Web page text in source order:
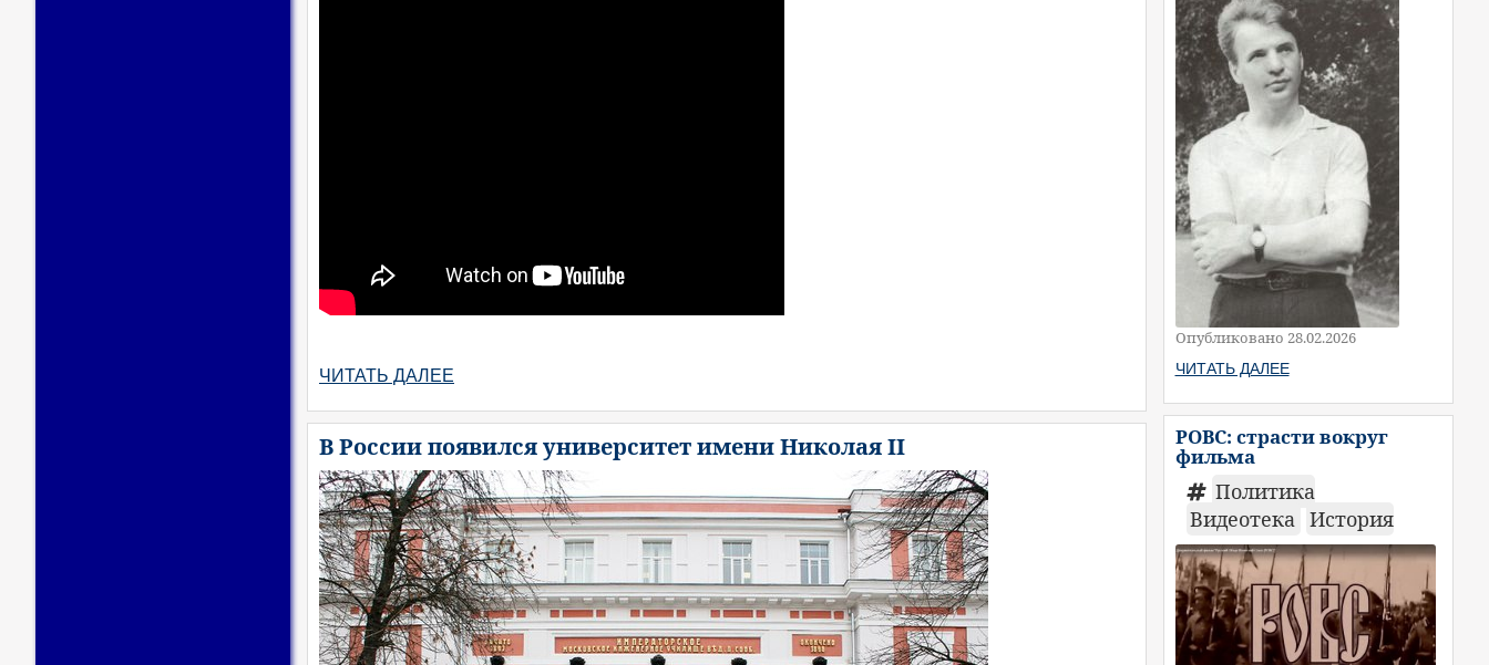
ЧИТАТЬ ДАЛЕЕ
В России появился университет имени Николая II
Опубликовано 28.02.2026
ЧИТАТЬ ДАЛЕЕ
РОВС: страсти вокруг
фильма
Политика
Видеотека История